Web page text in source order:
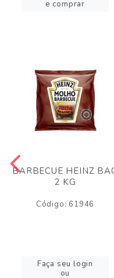
e comprar
BARBECUE HEINZ
2 KG
Código: 61946
Faça seu login
ou